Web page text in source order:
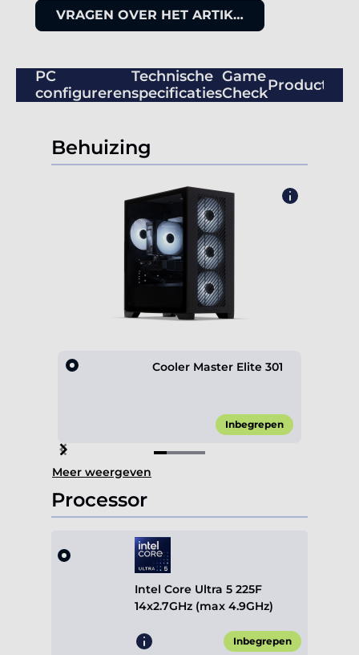
VRAGEN OVER HET ARTIKEL
PC
configureren
Technische
specificaties
Game
Check
Behuizing
Cooler Master Elite 301
Inbegrepen
Item
1
of
4
Meer weergeven
Processor
Intel Core Ultra 5 225F
14x2.7GHz (max 4.9GHz)
Inbegrepen